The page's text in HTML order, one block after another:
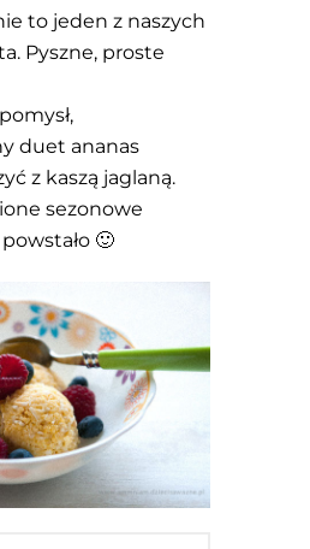
to jeden z naszych
Pyszne, proste
duet ananas
z kaszą jaglaną.
sezonowe
🙂